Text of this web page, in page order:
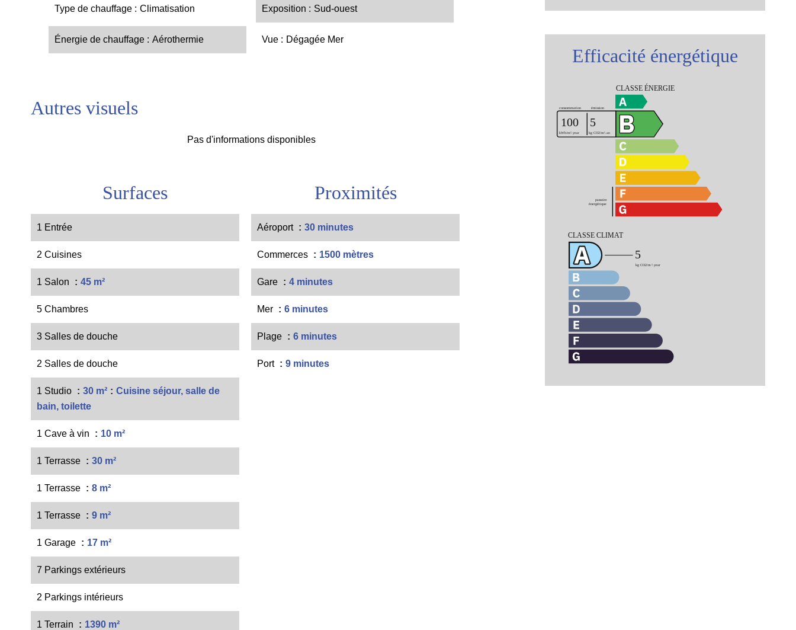
Type de chauffage Climatisation
Énergie de chauffage Aérothermie
Exposition Sud-ouest
Vue Dégagée Mer
Autres visuels
Pas d'informations disponibles
Surfaces
1 Entrée
2 Cuisines
1 Salon 45 m²
5 Chambres
3 Salles de douche
2 Salles de douche
1 Studio 30 m²
Cuisine séjour, salle de
bain, toilette
1 Cave à vin 10 m²
1 Terrasse 30 m²
1 Terrasse 8 m²
1 Terrasse 9 m²
1 Garage 17 m²
7 Parkings extérieurs
2 Parkings intérieurs
1 Terrain 1390 m²
Proximités
Aéroport 30 minutes
Commerces 1500 mètres
Gare 4 minutes
Mer 6 minutes
Plage 6 minutes
Port 9 minutes
Efficacité énergétique